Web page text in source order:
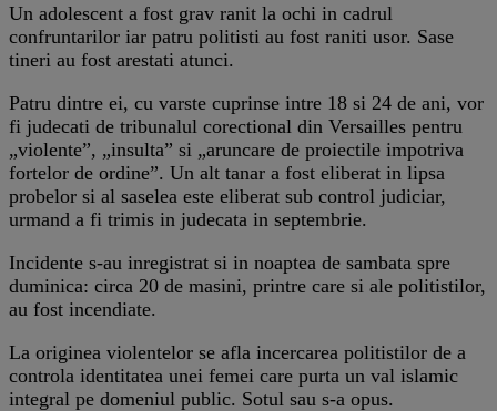
Un adolescent a fost grav ranit la ochi in cadrul
confruntarilor iar patru politisti au fost raniti usor. Sase
tineri au fost arestati atunci.
Patru dintre ei, cu varste cuprinse intre 18 si 24 de ani, vor
fi judecati de tribunalul corectional din Versailles pentru
„violente”, „insulta” si „aruncare de proiectile impotriva
fortelor de ordine”. Un alt tanar a fost eliberat in lipsa
probelor si al saselea este eliberat sub control judiciar,
urmand a fi trimis in judecata in septembrie.
Incidente s-au inregistrat si in noaptea de sambata spre
duminica: circa 20 de masini, printre care si ale politistilor,
au fost incendiate.
La originea violentelor se afla incercarea politistilor de a
controla identitatea unei femei care purta un val islamic
integral pe domeniul public. Sotul sau s-a opus.